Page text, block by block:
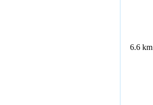
6.6 km